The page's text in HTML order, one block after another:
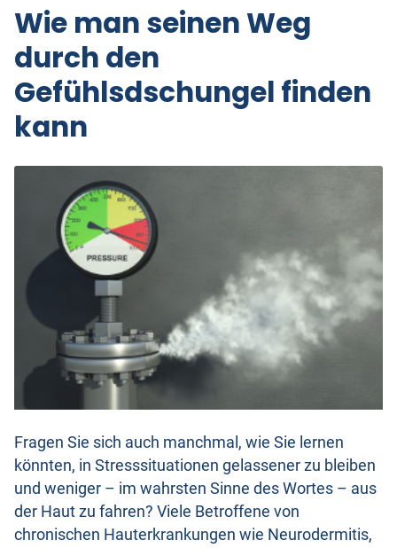
Wie man seinen Weg
durch den
Gefühlsdschungel finden
kann
Fragen Sie sich auch manchmal, wie Sie lernen
könnten, in Stresssituationen gelassener zu bleiben
und weniger – im wahrsten Sinne des Wortes – aus
der Haut zu fahren? Viele Betroffene von
chronischen Hauterkrankungen wie Neurodermitis,